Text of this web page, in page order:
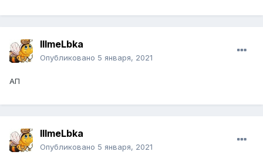
IIImeLbka
Опубликовано 5 января, 2021
АП
IIImeLbka
Опубликовано 5 января, 2021